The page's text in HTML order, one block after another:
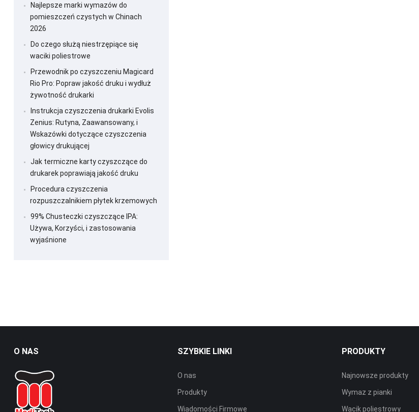
Najlepsze marki wymazów do
pomieszczeń czystych w Chinach
2026
Do czego służą niestrzępiące się
waciki poliestrowe
Przewodnik po czyszczeniu Magicard
Rio Pro: Popraw jakość druku i wydłuż
żywotność drukarki
Instrukcja czyszczenia drukarki Evolis
Zenius: Rutyna, Zaawansowany, i
Wskazówki dotyczące czyszczenia
głowicy drukującej
Jak termiczne karty czyszczące do
drukarek poprawiają jakość druku
Procedura czyszczenia
rozpuszczalnikiem płytek krzemowych
99% Chusteczki czyszczące IPA:
Używa, Korzyści, i zastosowania
wyjaśnione
O NAS SZYBKIE LINKI
O nas
Produkty
Wiadomości Firmowe
PRODUKTY
Najnowsze produkty
Wymaz z pianki
Wacik poliestrowy